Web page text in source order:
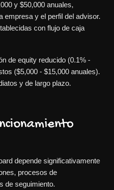
y $50,000 anuales,
empresa y el perfil del advisor.
con flujo de caja
de equity reducido (0.1% -
($5,000 - $15,000 anuales).
y de largo plazo.
depende significativamente
procesos de
de seguimiento.